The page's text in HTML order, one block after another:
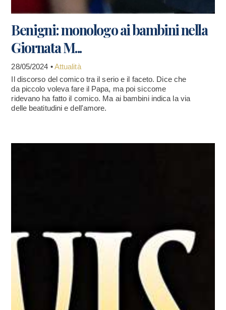
Benigni: monologo ai bambini nella
Giornata M...
28/05/2024 •Attualità
Il discorso del comico tra il serio e il faceto. Dice che
da piccolo voleva fare il Papa, ma poi siccome
ridevano ha fatto il comico. Ma ai bambini indica la via
delle beatitudini e dell'amore.